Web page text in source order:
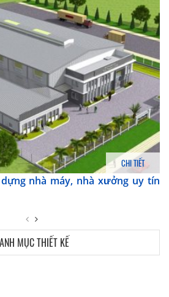
CHI TIẾT
nhà máy, nhà xưởng uy tín
MỤC THIẾT KẾ